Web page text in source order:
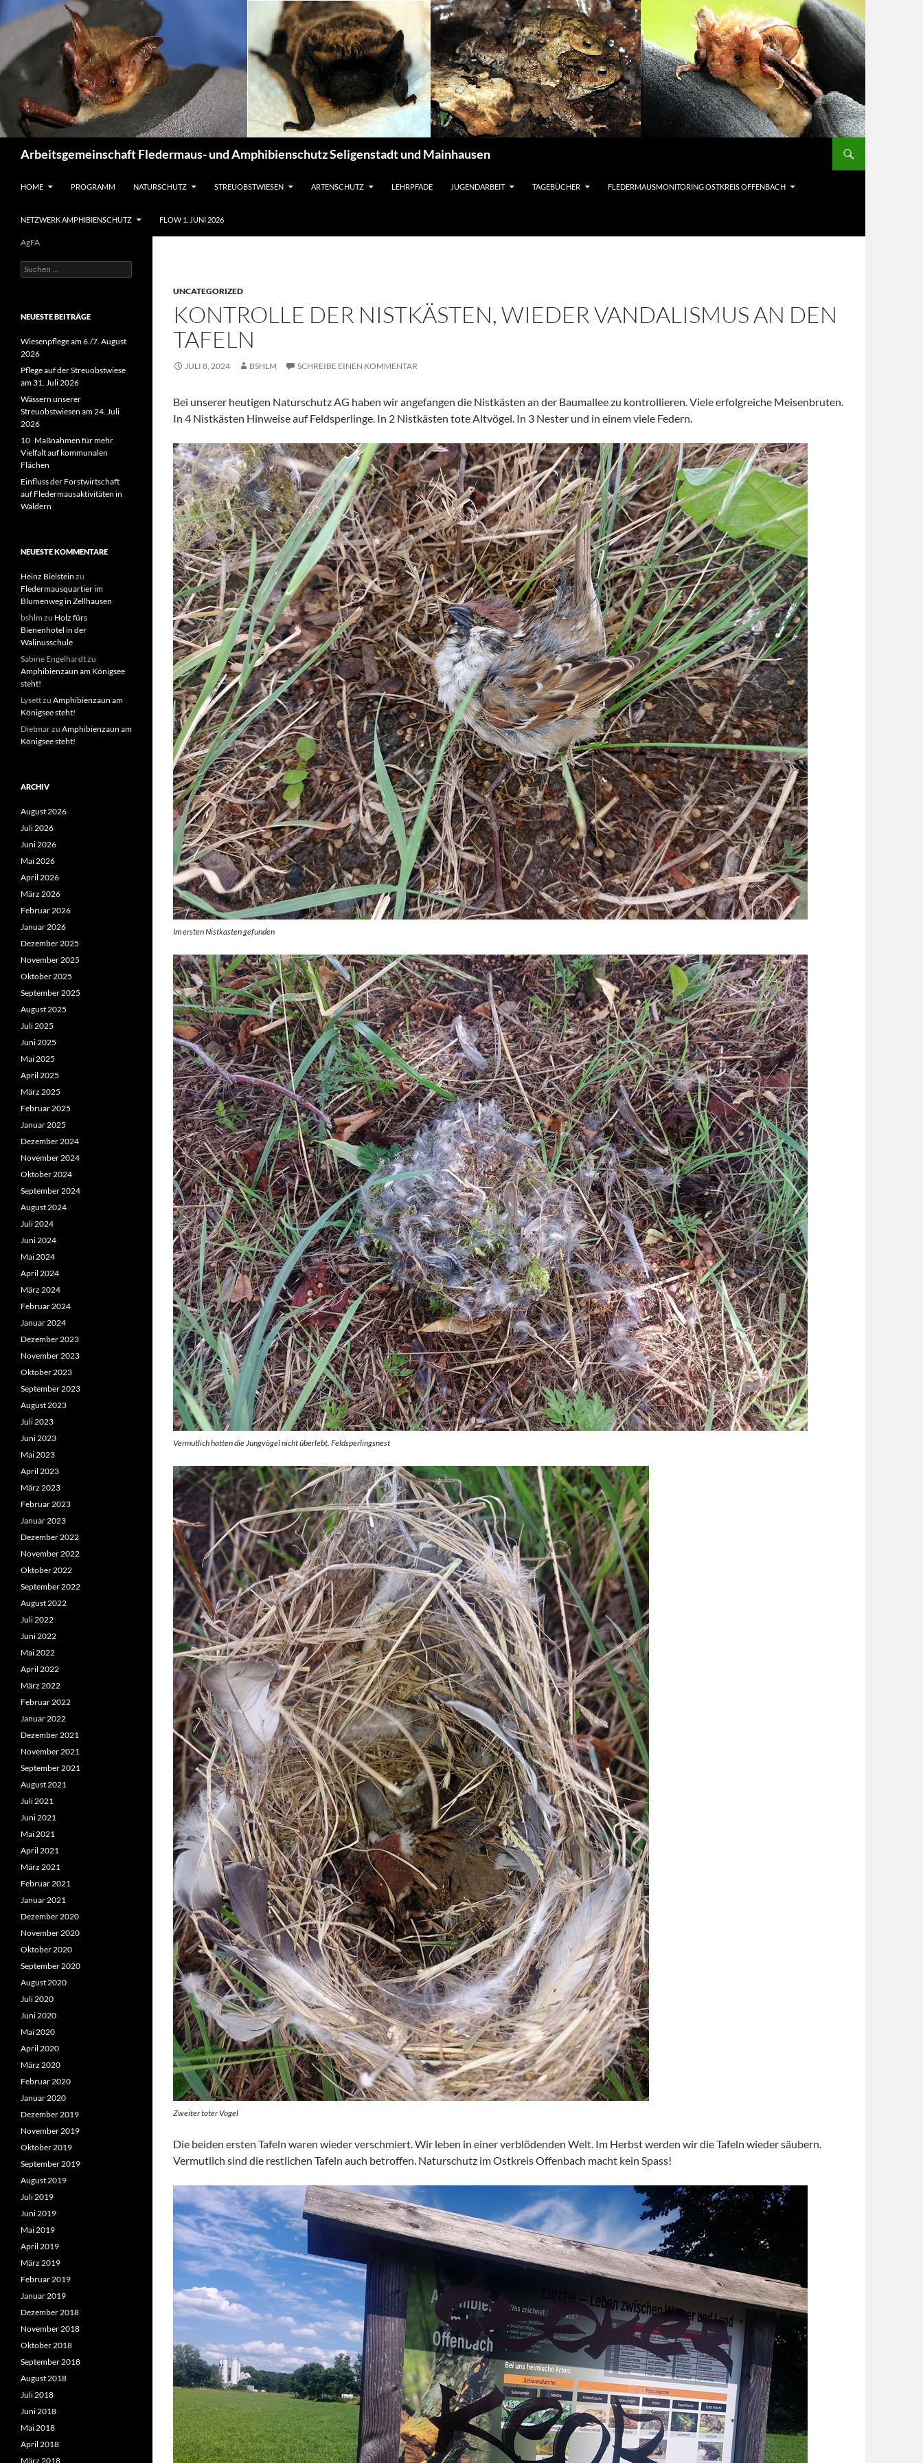
Arbeitsgemeinschaft Fledermaus- und Amphibienschutz Seligenstadt und Mainhausen
HOME
PROGRAMM NATURSCHUTZ STREUOBSTWIESEN ARTENSCHUTZ LEHRPFADE JUGENDARBEIT TAGEBÜCHER FLEDERMAUSMONITORING OSTKREIS OFFENBACH
NETZWERK AMPHIBIENSCHUTZ FLOW 1. JUNI 2026
UNCATEGORIZED
KONTROLLE DER NISTKÄSTEN, WIEDER VANDALISMUS AN DEN
TAFELN
JULI 8, 2024 BSHLM SCHREIBE EINEN KOMMENTAR
Bei unserer heutigen Naturschutz AG haben wir angefangen die Nistkästen an der Baumallee zu kontrollieren. Viele erfolgreiche Meisenbruten.
In 4 Nistkästen Hinweise auf Feldsperlinge. In 2 Nistkästen tote Altvögel. In 3 Nester und in einem viele Federn.
Im ersten Nistkasten gefunden
Vermutlich hatten die Jungvögel nicht überlebt. Feldsperlingsnest
Zweiter toter Vogel
Die beiden ersten Tafeln waren wieder verschmiert. Wir leben in einer verblödenden Welt. Im Herbst werden wir die Tafeln wieder säubern.
Vermutlich sind die restlichen Tafeln auch betroffen. Naturschutz im Ostkreis Offenbach macht kein Spass!
AgFA
Suchen
nach:
NEUESTE BEITRÄGE
Wiesenpflege am 6./7. August
2026
Pflege auf der Streuobstwiese
am 31. Juli 2026
Wässern unserer
Streuobstwiesen am 24. Juli
2026
10 Maßnahmen für mehr
Vielfalt auf kommunalen
Flächen
Einfluss der Forstwirtschaft
auf Fledermausaktivitäten in
Wäldern
NEUESTE KOMMENTARE
Heinz Bielstein zu
Fledermausquartier im
Blumenweg in Zellhausen
bshlm zu Holz fürs
Bienenhotel in der
Walinusschule
Sabine Engelhardtzu
Amphibienzaun am Königsee
steht!
Lysettzu Amphibienzaun am
Königsee steht!
Dietmarzu Amphibienzaun am
Königsee steht!
ARCHIV
August 2026
Juli 2026
Juni 2026
Mai 2026
April 2026
März 2026
Februar 2026
Januar 2026
Dezember 2025
November 2025
Oktober 2025
September 2025
August 2025
Juli 2025
Juni 2025
Mai 2025
April 2025
März 2025
Februar 2025
Januar 2025
Dezember 2024
November 2024
Oktober 2024
September 2024
August 2024
Juli 2024
Juni 2024
Mai 2024
April 2024
März 2024
Februar 2024
Januar 2024
Dezember 2023
November 2023
Oktober 2023
September 2023
August 2023
Juli 2023
Juni 2023
Mai 2023
April 2023
März 2023
Februar 2023
Januar 2023
Dezember 2022
November 2022
Oktober 2022
September 2022
August 2022
Juli 2022
Juni 2022
Mai 2022
April 2022
März 2022
Februar 2022
Januar 2022
Dezember 2021
November 2021
September 2021
August 2021
Juli 2021
Juni 2021
Mai 2021
April 2021
März 2021
Februar 2021
Januar 2021
Dezember 2020
November 2020
Oktober 2020
September 2020
August 2020
Juli 2020
Juni 2020
Mai 2020
April 2020
März 2020
Februar 2020
Januar 2020
Dezember 2019
November 2019
Oktober 2019
September 2019
August 2019
Juli 2019
Juni 2019
Mai 2019
April 2019
März 2019
Februar 2019
Januar 2019
Dezember 2018
November 2018
Oktober 2018
September 2018
August 2018
Juli 2018
Juni 2018
Mai 2018
April 2018
März 2018